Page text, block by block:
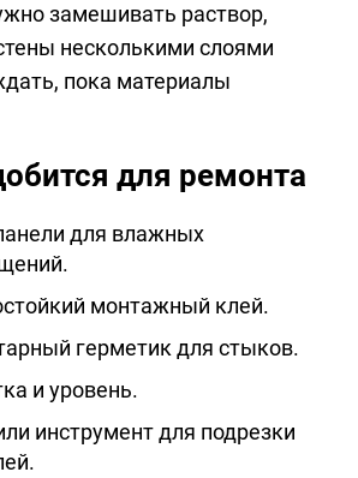
замешивать раствор,
несколькими слоями
пока материалы
для ремонта
для влажных
монтажный клей.
герметик для стыков.
и уровень.
инструмент для подрезки